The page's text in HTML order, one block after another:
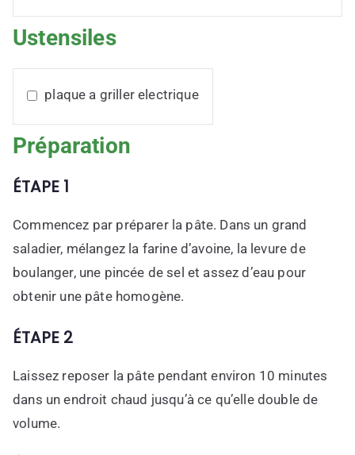
Ustensiles
plaque a griller electrique
Préparation
ÉTAPE 1
Commencez par préparer la pâte. Dans un grand
saladier, mélangez la farine d’avoine, la levure de
boulanger, une pincée de sel et assez d’eau pour
obtenir une pâte homogène.
ÉTAPE 2
Laissez reposer la pâte pendant environ 10 minutes
dans un endroit chaud jusqu’à ce qu’elle double de
volume.